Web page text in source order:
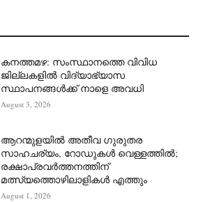
കനത്തമഴ: സംസ്ഥാനത്തെ വിവിധ
ജില്ലകളിൽ വിദ്യാഭ്യാസ
സ്ഥാപനങ്ങൾക്ക് നാളെ അവധി
August 3, 2026
ആറന്മുളയില്‍ അതീവ ഗുരുതര
സാഹചര്യം, റോഡുകള്‍ വെള്ളത്തില്‍;
രക്ഷാപ്രവര്‍ത്തനത്തിന്
മത്സ്യത്തൊഴിലാളികള്‍ എത്തും
August 1, 2026